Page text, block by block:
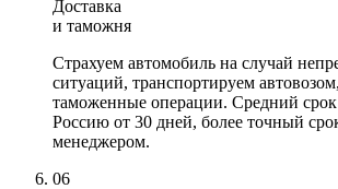
Доставка
и таможня
Страхуем автомобиль на случай
ситуаций, транспортируем
таможенные операции. Средний срок
Россию от 30 дней, более точный
менеджером.
06